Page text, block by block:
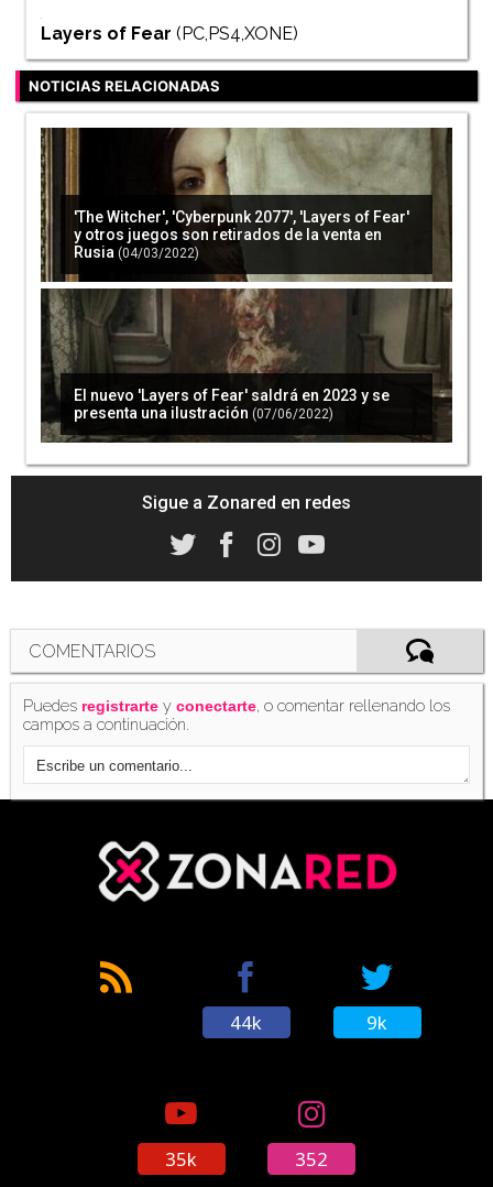
Layers of Fear (PC,PS4,XONE)
NOTICIAS RELACIONADAS
'The Witcher', 'Cyberpunk 2077', 'Layers of Fear'
y otros juegos son retirados de la venta en
Rusia (04/03/2022)
El nuevo 'Layers of Fear' saldrá en 2023 y se
presenta una ilustración (07/06/2022)
Sigue a Zonared en redes
COMENTARIOS
Puedes registrarte yconectarte, o comentar rellenando los
campos a continuación.
44k 9k
35k 352